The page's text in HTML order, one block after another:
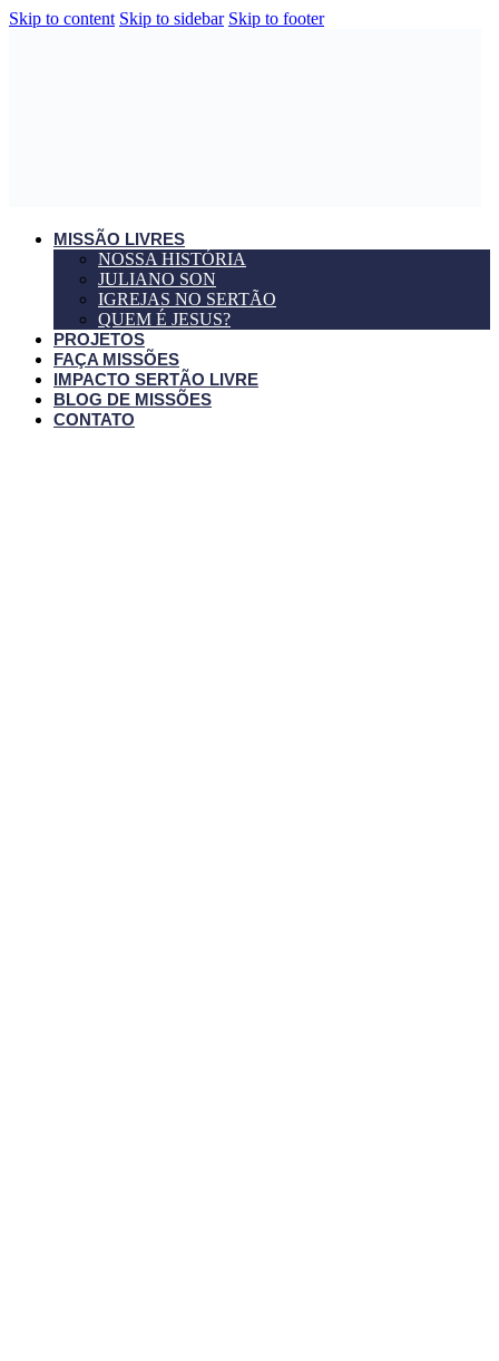
Skip to content Skip to sidebar Skip to footer
MISSÃO LIVRES
NOSSA HISTÓRIA
JULIANO SON
IGREJAS NO SERTÃO
QUEM É JESUS?
PROJETOS
FAÇA MISSÕES
IMPACTO SERTÃO LIVRE
BLOG DE MISSÕES
CONTATO